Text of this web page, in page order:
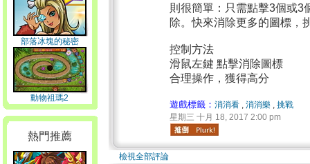
部落冰塊的秘密
動物祖瑪2
熱門推薦
則很簡單：只需點擊3個或3
除。快來消除更多的圖標，
控制方法
滑鼠左鍵 點擊消除圖標
合理操作，獲得高分
遊戲標籤：消消看 ,消消樂 ,挑戰
星期三 十月 18, 2017 2:00 pm
檢視全部評論